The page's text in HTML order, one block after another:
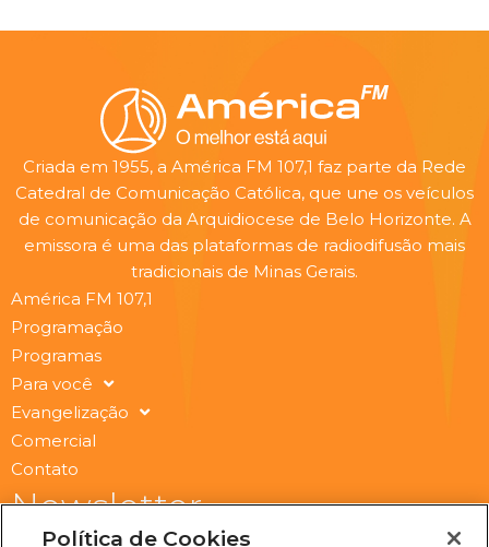
Criada em 1955, a América FM 107,1 faz parte da Rede
Catedral de Comunicação Católica, que une os veículos
de comunicação da Arquidiocese de Belo Horizonte. A
emissora é uma das plataformas de radiodifusão mais
tradicionais de Minas Gerais.
América FM 107,1
Programação
Programas
Para você
Evangelização
Comercial
Contato
Newsletter
Email Submit
Política de Cookies